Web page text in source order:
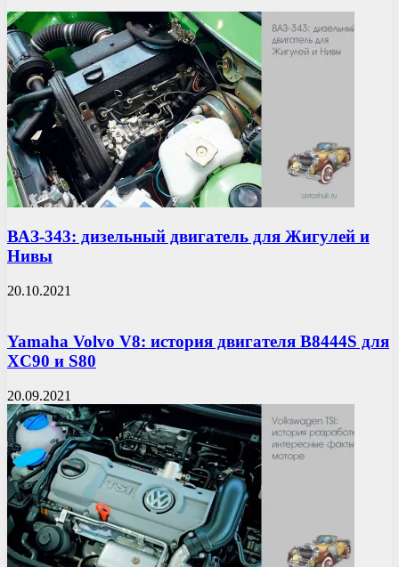
ВАЗ-343: дизельный двигатель для Жигулей и
Нивы
20.10.2021
Yamaha Volvo V8: история двигателя B8444S для
XC90 и S80
20.09.2021